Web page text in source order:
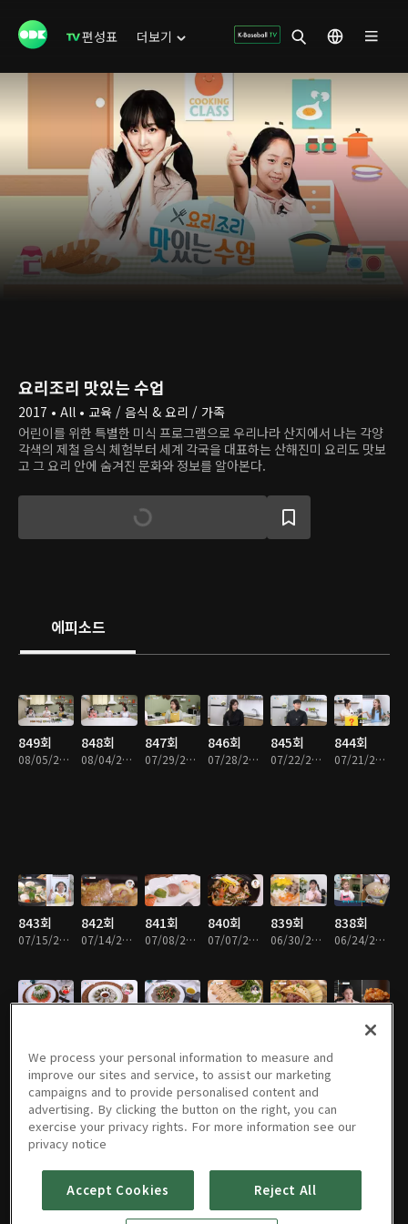
편성표 더보기
요리조리 맛있는 수업
2017 • All • 교육 / 음식 & 요리 / 가족
어린이를 위한 특별한 미식 프로그램으로 우리나라 산지에서 나는 각양
각색의 제철 음식 체험부터 세계 각국을 대표하는 산해진미 요리도 맛보
고 그 요리 안에 숨겨진 문화와 정보를 알아본다.
에피소드
849회
08/05/2026 • 23분
848회
08/04/2026 • 22분
847회
07/29/2026 • 23분
846회
07/28/2026 • 22분
845회
07/22/2026 • 23분
844회
07/21/2026 • 23분
843회
07/15/2026 • 22분
842회
07/14/2026 • 23분
841회
07/08/2026 • 23분
840회
07/07/2026 • 22분
839회
06/30/2026 • 22분
838회
06/24/2026 • 23분
832회
831회
05/27/2026 • 23분
830회 829회 828회 827회 826회
We process your personal information to measure and
improve our sites and service, to assist our marketing
campaigns and to provide personalised content and
advertising. By clicking the button on the right, you can
exercise your privacy rights. For more information see our
privacy notice
Accept Cookies Reject All